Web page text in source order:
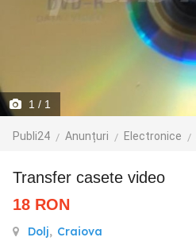
1 / 1
Publi24 Anunțuri Electronice
Transfer casete video
18 RON
Dolj, Craiova